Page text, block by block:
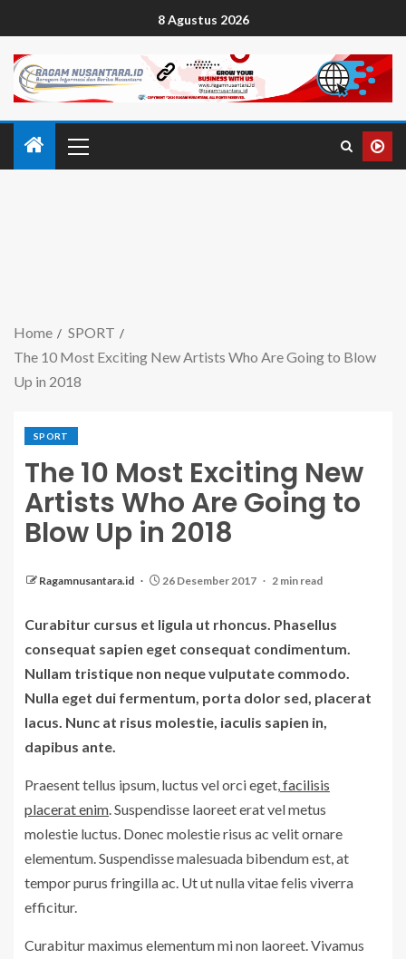
8 Agustus 2026
Home
SPORT
The 10 Most Exciting New Artists Who Are Going to Blow
Up in 2018
SPORT
The 10 Most Exciting New
Artists Who Are Going to
Blow Up in 2018
Ragamnusantara.id 26 Desember 2017 2 min read
Curabitur cursus et ligula ut rhoncus. Phasellus
consequat sapien eget consequat condimentum.
Nullam tristique non neque vulputate commodo.
Nulla eget dui fermentum, porta dolor sed, placerat
lacus. Nunc at risus molestie, iaculis sapien in,
dapibus ante.
Praesent tellus ipsum, luctus vel orci eget, facilisis
placerat enim . Suspendisse laoreet erat vel metus
molestie luctus. Donec molestie risus ac velit ornare
elementum. Suspendisse malesuada bibendum est, at
tempor purus fringilla ac. Ut ut nulla vitae felis viverra
efficitur.
Curabitur maximus elementum mi non laoreet. Vivamus